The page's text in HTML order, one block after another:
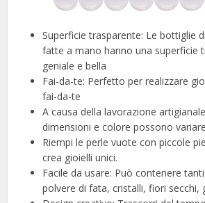
Superficie trasparente: Le bottiglie
fatte a mano hanno una superficie
geniale e bella
Fai-da-te: Perfetto per realizzare
fai-da-te
A causa della lavorazione
dimensioni e colore possono
Riempi le perle vuote con piccole
crea gioielli unici.
Facile da usare: Può contenere
polvere di fata, cristalli, fiori secchi,